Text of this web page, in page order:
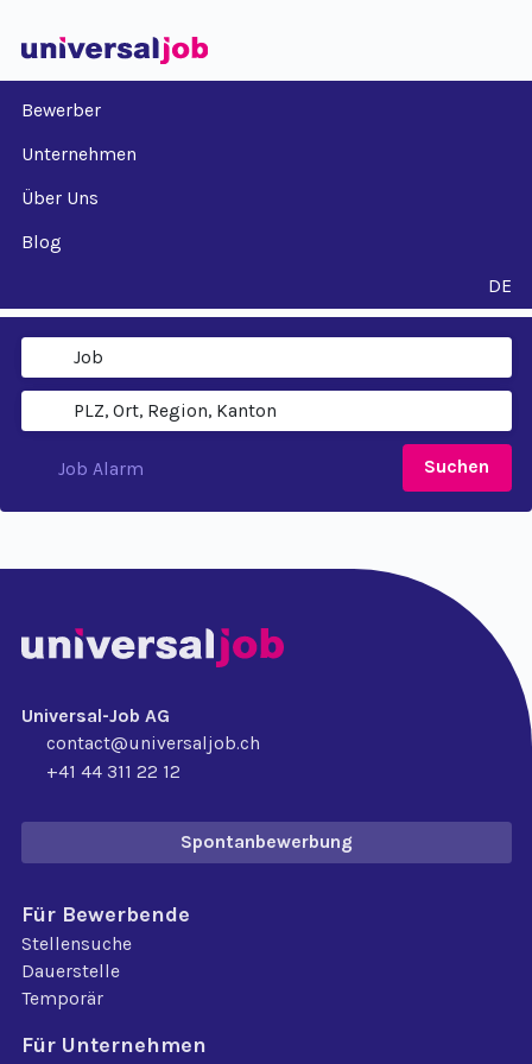
Bewerber
Unternehmen
Über Uns
Blog
DE
Suchen
Job Alarm
Universal-Job AG
contact@universaljob.ch
+41 44 311 22 12
Spontanbewerbung
Für Bewerbende
Stellensuche
Dauerstelle
Temporär
Für Unternehmen